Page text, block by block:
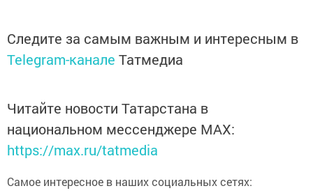
Следите за самым важным и интересным в
Telegram-канале Татмедиа
Читайте новости Татарстана в
национальном мессенджере MАХ:
https://max.ru/tatmedia
Самое интересное в наших социальных сетях: